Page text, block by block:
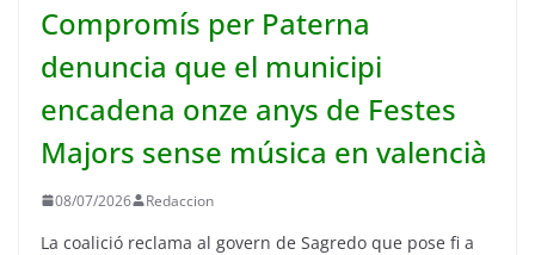
Compromís per Paterna
denuncia que el municipi
encadena onze anys de Festes
Majors sense música en valencià
08/07/2026 Redaccion
La coalició reclama al govern de Sagredo que pose fi a